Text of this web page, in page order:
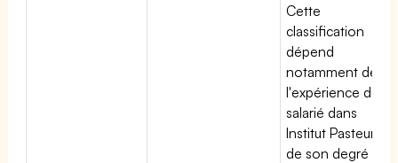
Cette
classification
dépend
notamment de
l'expérience du
salarié dans
Institut Pasteur,
de son degré